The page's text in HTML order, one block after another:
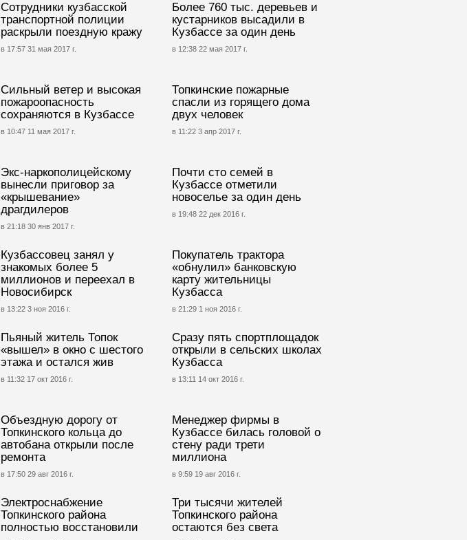
Сотрудники кузбасской
транспортной полиции
раскрыли поездную кражу
в 17:57 31 мая 2017 г.
Более 760 тыс. деревьев и
кустарников высадили в
Кузбассе за один день
в 12:38 22 мая 2017 г.
Сильный ветер и высокая
пожароопасность
сохраняются в Кузбассе
в 10:47 11 мая 2017 г.
Топкинские пожарные
спасли из горящего дома
двух человек
в 11:22 3 апр 2017 г.
Экс-наркополицейскому
вынесли приговор за
«крышевание»
драгдилеров
в 21:18 30 янв 2017 г.
Почти сто семей в
Кузбассе отметили
новоселье за один день
в 19:48 22 дек 2016 г.
Кузбассовец занял у
знакомых более 5
миллионов и переехал в
Новосибирск
в 13:22 3 ноя 2016 г.
Покупатель трактора
«обнулил» банковскую
карту жительницы
Кузбасса
в 21:29 1 ноя 2016 г.
Пьяный житель Топок
«вышел» в окно с шестого
этажа и остался жив
в 11:32 17 окт 2016 г.
Сразу пять спортплощадок
открыли в сельских школах
Кузбасса
в 13:11 14 окт 2016 г.
Объездную дорогу от
Топкинского кольца до
автобана открыли после
ремонта
в 17:50 29 авг 2016 г.
Менеджер фирмы в
Кузбассе билась головой о
стену ради трети
миллиона
в 9:59 19 авг 2016 г.
Электроснабжение
Топкинского района
полностью восстановили
Три тысячи жителей
Топкинского района
остаются без света